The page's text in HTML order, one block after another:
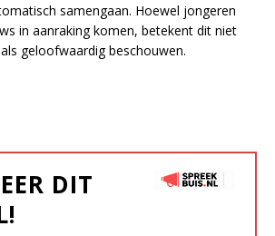
samengaan. Hoewel jongeren
in aanraking komen, betekent dit niet
geloofwaardig beschouwen.
DIT